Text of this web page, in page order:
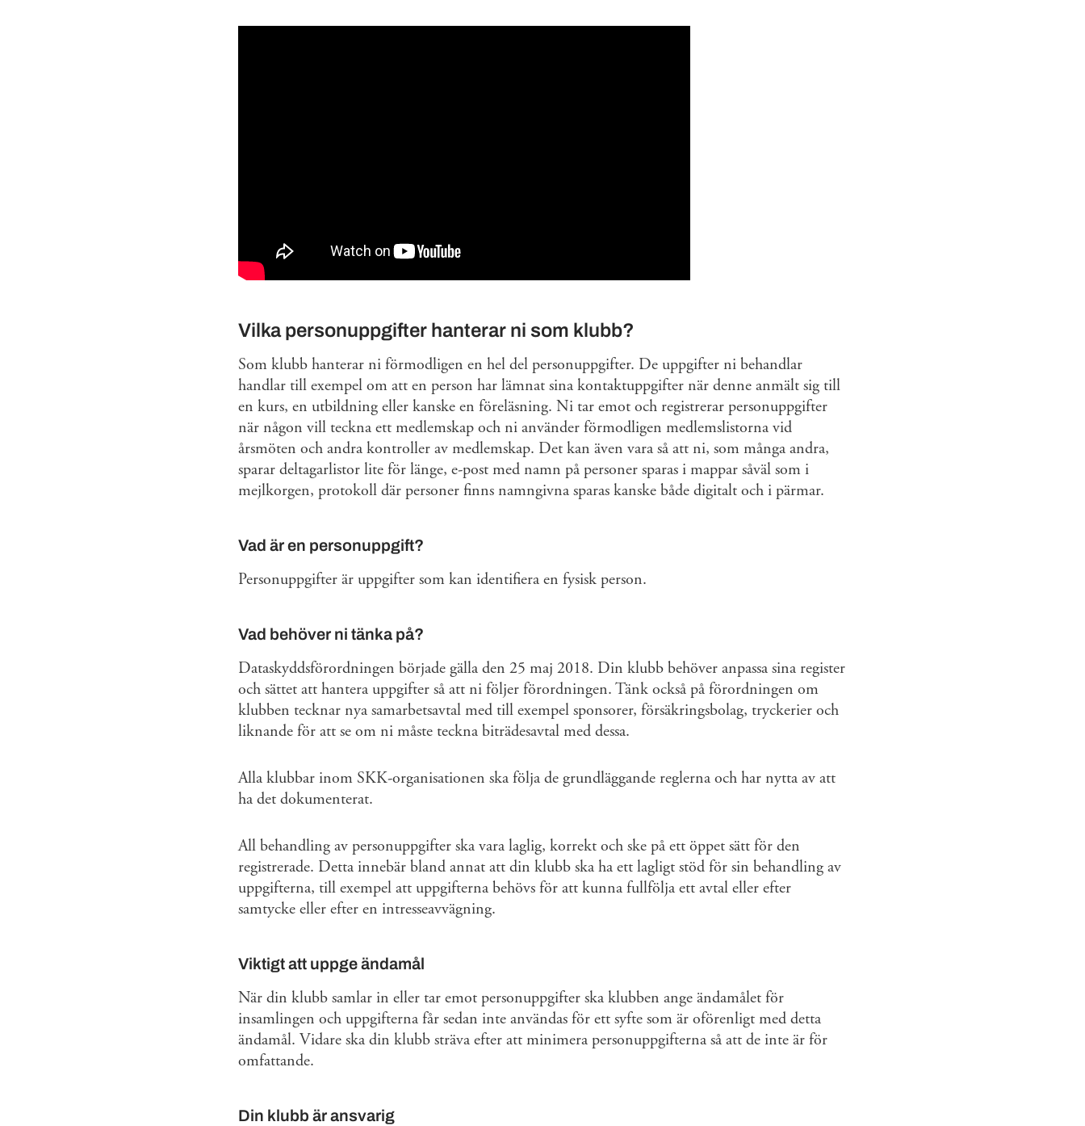
Vilka personuppgifter hanterar ni som klubb?
Som klubb hanterar ni förmodligen en hel del personuppgifter. De uppgifter ni behandlar
handlar till exempel om att en person har lämnat sina kontaktuppgifter när denne anmält sig till
en kurs, en utbildning eller kanske en föreläsning. Ni tar emot och registrerar personuppgifter
när någon vill teckna ett medlemskap och ni använder förmodligen medlemslistorna vid
årsmöten och andra kontroller av medlemskap. Det kan även vara så att ni, som många andra,
sparar deltagarlistor lite för länge, e-post med namn på personer sparas i mappar såväl som i
mejlkorgen, protokoll där personer finns namngivna sparas kanske både digitalt och i pärmar.
Vad är en personuppgift?
Personuppgifter är uppgifter som kan identifiera en fysisk person.
Vad behöver ni tänka på?
Dataskyddsförordningen började gälla den 25 maj 2018. Din klubb behöver anpassa sina register
och sättet att hantera uppgifter så att ni följer förordningen. Tänk också på förordningen om
klubben tecknar nya samarbetsavtal med till exempel sponsorer, försäkringsbolag, tryckerier och
liknande för att se om ni måste teckna biträdesavtal med dessa.
Alla klubbar inom SKK-organisationen ska följa de grundläggande reglerna och har nytta av att
ha det dokumenterat.
All behandling av personuppgifter ska vara laglig, korrekt och ske på ett öppet sätt för den
registrerade. Detta innebär bland annat att din klubb ska ha ett lagligt stöd för sin behandling av
uppgifterna, till exempel att uppgifterna behövs för att kunna fullfölja ett avtal eller efter
samtycke eller efter en intresseavvägning.
Viktigt att uppge ändamål
När din klubb samlar in eller tar emot personuppgifter ska klubben ange ändamålet för
insamlingen och uppgifterna får sedan inte användas för ett syfte som är oförenligt med detta
ändamål. Vidare ska din klubb sträva efter att minimera personuppgifterna så att de inte är för
omfattande.
Din klubb är ansvarig